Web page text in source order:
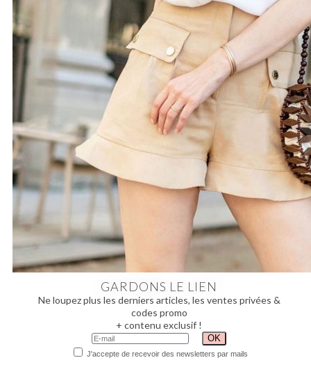
GARDONS LE LIEN
Ne loupez plus les derniers articles, les ventes privées &
codes promo
+ contenu exclusif !
J'accepte de recevoir des newsletters par mails